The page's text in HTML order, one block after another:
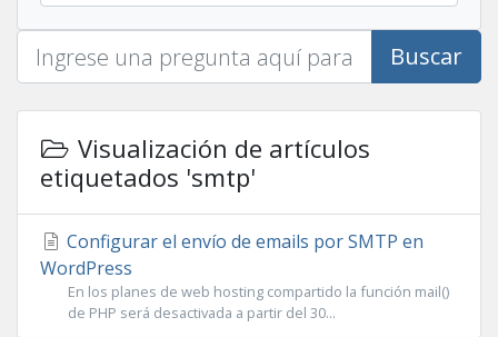
Buscar
Visualización de artículos
etiquetados 'smtp'
Configurar el envío de emails por SMTP en
WordPress
En los planes de web hosting compartido la función mail()
de PHP será desactivada a partir del 30...